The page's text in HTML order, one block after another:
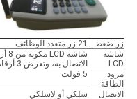
زر ضغط
21 زر متعدد الوظائف
شاشة
LCD
الاتصال به، وتعرض 3 أرقام لعدد العملاء المنتظرين.
مزود
الطاقة
5 فولت
الاتصال
سلكي أو لاسلكي